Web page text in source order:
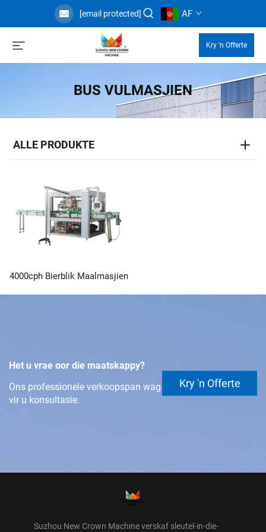
[email protected] AF
Kry 'n Offerte
BUS VULMASJIEN
ALLE PRODUKTE
4000cph Bierblik Maalmasjien
Het u vrae oor die maatskappy?
Ons professionele verkoopspan wag
vir u konsultasie.
Kry 'n Offerte
Suzhou New Crown Machine verskaf sleutel-in-die-